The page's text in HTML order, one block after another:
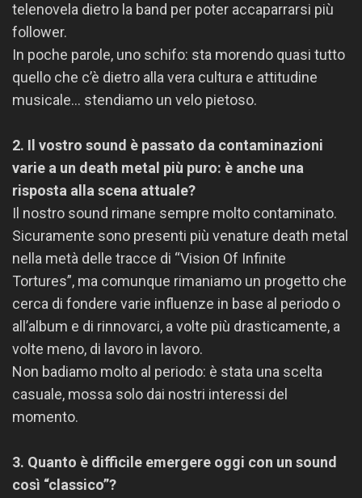
telenovela dietro la band per poter accaparrarsi più
follower.
In poche parole, uno schifo: sta morendo quasi tutto
quello che c’è dietro alla vera cultura e attitudine
musicale… stendiamo un velo pietoso.
2. Il vostro sound è passato da contaminazioni
varie a un death metal più puro: è anche una
risposta alla scena attuale?
Il nostro sound rimane sempre molto contaminato.
Sicuramente sono presenti più venature death metal
nella metà delle tracce di “Vision Of Infinite
Tortures”, ma comunque rimaniamo un progetto che
cerca di fondere varie influenze in base al periodo o
all’album e di rinnovarci, a volte più drasticamente, a
volte meno, di lavoro in lavoro.
Non badiamo molto al periodo: è stata una scelta
casuale, mossa solo dai nostri interessi del
momento.
3. Quanto è difficile emergere oggi con un sound
così “classico”?